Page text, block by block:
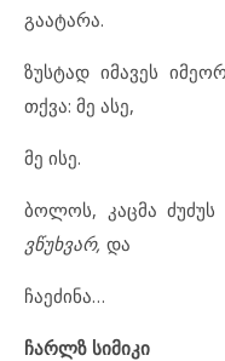
გაატარა.
ზუსტად იმავეს
თქვა: მე ასე,
მე ისე.
ბოლოს, კაცმა
ვწუხვარ, და
ჩაეძინა…
ჩარლზ სიმიკი